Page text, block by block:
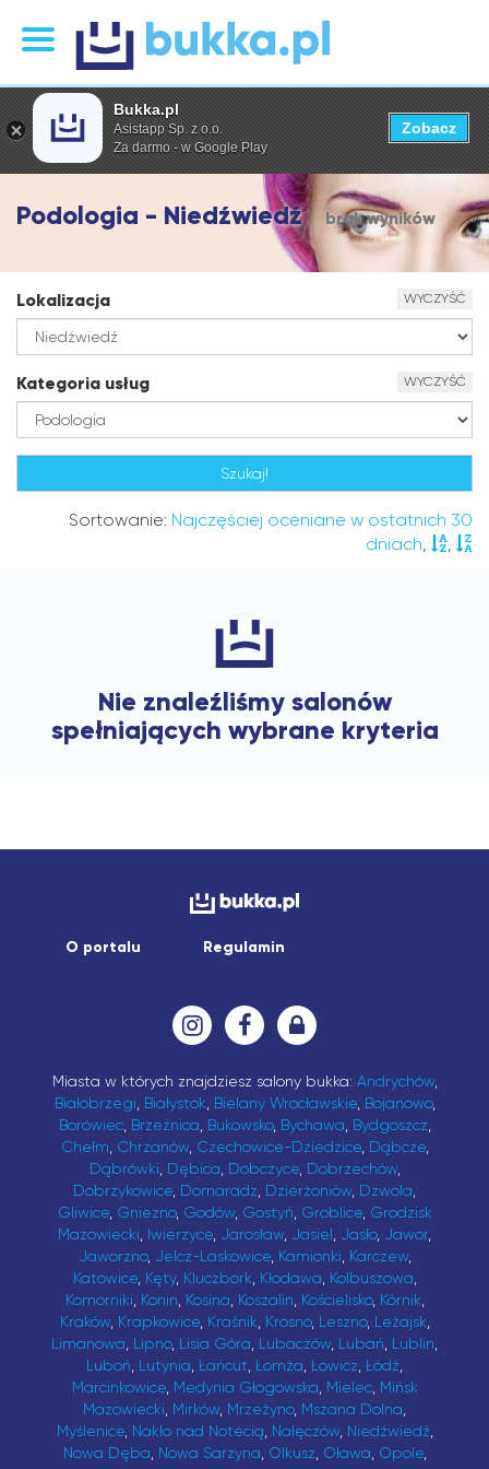
Podologia - Niedźwiedź brak wyników
Lokalizacja WYCZYŚĆ
Kategoria usług WYCZYŚĆ
Sortowanie: Najczęściej oceniane w ostatnich 30
dniach, ,
Nie znaleźliśmy salonów
spełniających wybrane kryteria
O portalu Regulamin
Miasta w których znajdziesz salony bukka: Andrychów,
Białobrzegi, Białystok, Bielany Wrocławskie, Bojanowo,
Borówiec, Brzeźnica, Bukowsko, Bychawa, Bydgoszcz,
Chełm, Chrzanów, Czechowice-Dziedzice, Dąbcze,
Dąbrówki, Dębica, Dobczyce, Dobrzechów,
Dobrzykowice, Domaradz, Dzierżoniów, Dzwola,
Gliwice, Gniezno, Godów, Gostyń, Groblice, Grodzisk
Mazowiecki, Iwierzyce, Jarosław, Jasiel, Jasło, Jawor,
Jaworzno, Jelcz-Laskowice, Kamionki, Karczew,
Katowice, Kęty, Kluczbork, Kłodawa, Kolbuszowa,
Komorniki, Konin, Kosina, Koszalin, Kościelisko, Kórnik,
Kraków, Krapkowice, Kraśnik, Krosno, Leszno, Leżajsk,
Limanowa, Lipno, Lisia Góra, Lubaczów, Lubań, Lublin,
Luboń, Lutynia, Łańcut, Łomża, Łowicz, Łódź,
Marcinkowice, Medynia Głogowska, Mielec, Mińsk
Mazowiecki, Mirków, Mrzeżyno, Mszana Dolna,
Myślenice, Nakło nad Notecią, Nałęczów, Niedźwiedź,
Nowa Dęba, Nowa Sarzyna, Olkusz, Oława, Opole,
Bukka.pl
Asistapp Sp. z o.o.
Za darmo - w Google Play
Zobacz